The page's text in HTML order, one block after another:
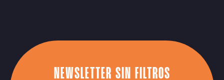
NEWSLETTER SIN FILTROS